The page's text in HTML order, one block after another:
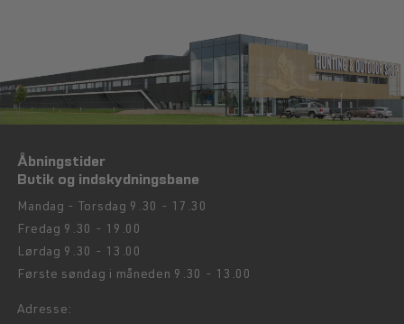
Hvilke typer ammunition kan en pumpgun bruge?
Pumpguns kan bruge forskellige typer ammunition afhængigt af
deres kaliber og konstruktion, de mest almindelige typer ammunition
Åbningstider
Butik og indskydningsbane
Mandag - Torsdag 9.30 - 17.30
Fredag 9.30 - 19.00
Lørdag 9.30 - 13.00
Første søndag i måneden 9.30 - 13.00
Adresse: